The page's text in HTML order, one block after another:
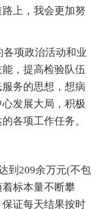
上，我会更加努
项政治活动和业
，提高检验队伍
务的思想，想病
发展大局，积极
各项工作任务。
209余万元(不包
标本量不断攀
证每天结果按时